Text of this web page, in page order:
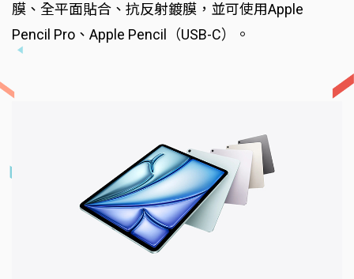
膜、全平面貼合、抗反射鍍膜，並可使用Apple
Pencil Pro、Apple Pencil（USB-C）。